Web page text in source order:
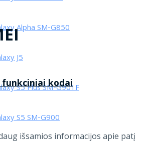
Alpha SM-G850
J5
S5 Plus SM-G901F
S5 SM-G900
kodai
išsamios informacijos apie patį